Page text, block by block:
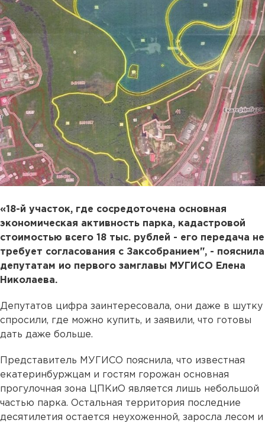
«18-й участок, где сосредоточена основная
экономическая активность парка, кадастровой
стоимостью всего 18 тыс. рублей - его передача не
требует согласования с Заксобранием", - пояснила
депутатам ио первого замглавы МУГИСО Елена
Николаева.
Депутатов цифра заинтересовала, они даже в шутку
спросили, где можно купить, и заявили, что готовы
дать даже больше.
Представитель МУГИСО пояснила, что известная
екатеринбуржцам и гостям горожан основная
прогулочная зона ЦПКиО является лишь небольшой
частью парка. Остальная территория последние
десятилетия остается неухоженной, заросла лесом и